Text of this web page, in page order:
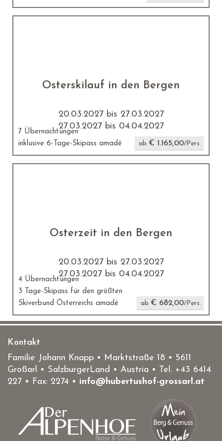
Osterskilauf in den Bergen
20.03.2027 bis 27.03.2027
27.03.2027 bis 04.04.2027
7 Übernachtungen
inklusive 6-Tage-Skipass amadé
ab € 1.165,00/Pers.
Osterzeit in den Bergen
20.03.2027 bis 27.03.2027
27.03.2027 bis 04.04.2027
4 Übernachtungen
3 Tage-Skipass für den größten
Skiverbund Österreichs amadé
ab € 682,00/Pers.
Kontakt
Familie Johann Knapp • Marktstraße 18 • 5611
Großarl • SalzburgerLand • Austria • Tel. +43 6414
227 • Fax: 2274 • info@hubertushof-grossarl.at